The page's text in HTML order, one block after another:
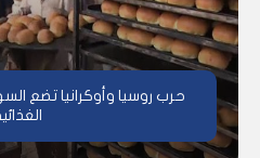
حرب روسيا وأوكرانيا تضع